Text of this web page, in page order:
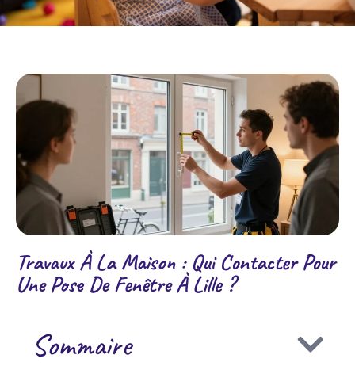
Travaux À La Maison : Qui Contacter Pour
Une Pose De Fenêtre À Lille ?
Sommaire